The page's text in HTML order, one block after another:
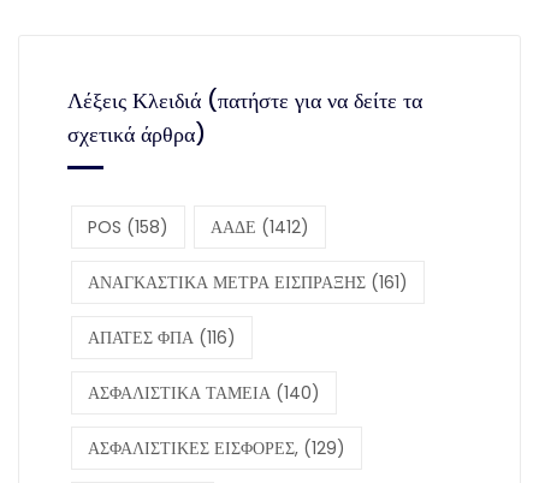
Λέξεις Κλειδιά (πατήστε για να δείτε τα
σχετικά άρθρα)
POS (158) ΑΑΔΕ (1412)
ΑΝΑΓΚΑΣΤΙΚΑ ΜΕΤΡΑ ΕΙΣΠΡΑΞΗΣ (161)
ΑΠΑΤΕΣ ΦΠΑ (116)
ΑΣΦΑΛΙΣΤΙΚΑ ΤΑΜΕΙΑ (140)
ΑΣΦΑΛΙΣΤΙΚΕΣ ΕΙΣΦΟΡΕΣ, (129)